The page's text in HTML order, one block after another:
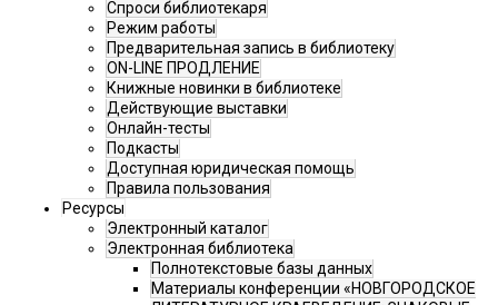
Спроси библиотекаря
Режим работы
Предварительная запись в библиотеку
ON-LINE ПРОДЛЕНИЕ
Книжные новинки в библиотеке
Действующие выставки
Онлайн-тесты
Подкасты
Доступная юридическая помощь
Правила пользования
Ресурсы
Электронный каталог
Электронная библиотека
Полнотекстовые базы данных
Материалы конференции «НОВГОРОДСКОЕ